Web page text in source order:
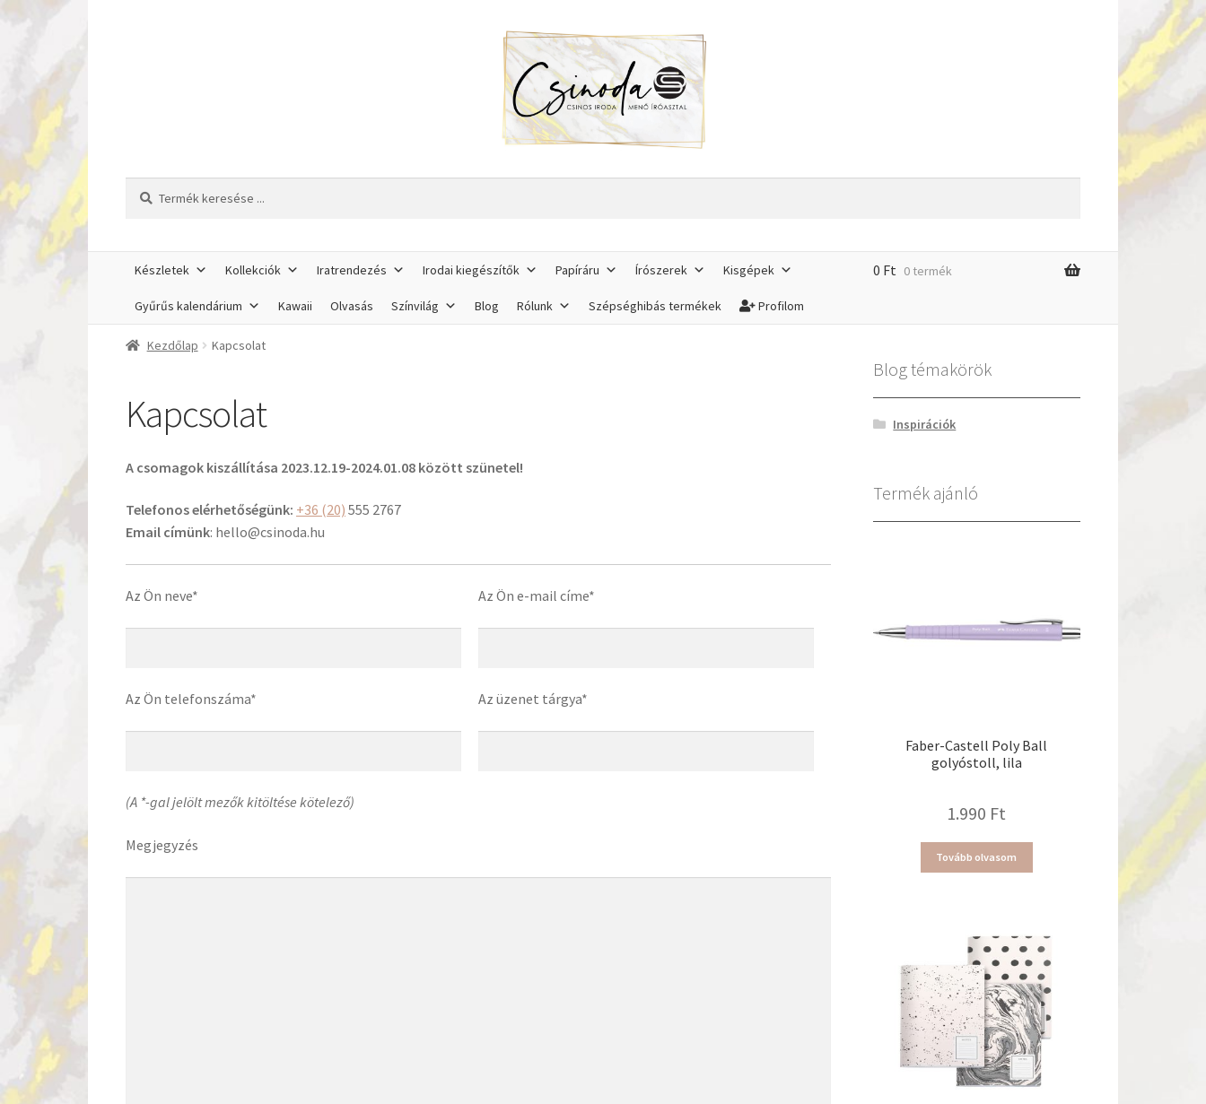
Készletek Kollekciók Iratrendezés Irodai kiegészítők Papíráru Írószerek Kisgépek
Gyűrűs kalendárium Kawaii Olvasás Színvilág Blog Rólunk Szépséghibás termékek Profilom
0 Ft 0 termék
Kezdőlap Kapcsolat
Kapcsolat
A csomagok kiszállítása 2023.12.19-2024.01.08 között szünetel!
Telefonos elérhetőségünk: +36 (20) 555 2767
Email címünk: hello@csinoda.hu
Az Ön neve*
Az Ön telefonszáma*
Az Ön e-mail címe*
Az üzenet tárgya*
(A *-gal jelölt mezők kitöltése kötelező)
Megjegyzés
Blog témakörök
Inspirációk
Termék ajánló
Faber-Castell Poly Ball
golyóstoll, lila
1.990 Ft
Tovább olvasom